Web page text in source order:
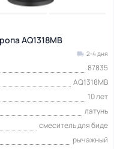
AQ1318MB
2-4 дня
87835
AQ1318MB
10 лет
латунь
смеситель для биде
рычажный